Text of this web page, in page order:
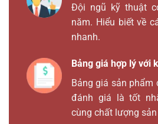
Đội ngũ kỹ thuật
năm. Hiểu biết về
nhanh.
Bảng giá hợp lý với
Bảng giá sản
đánh giá là tốt
cùng chất lượng